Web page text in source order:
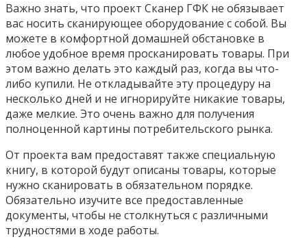
Важно знать, что проект Сканер ГФК не обязывает
вас носить сканирующее оборудование с собой. Вы
можете в комфортной домашней обстановке в
любое удобное время просканировать товары. При
этом важно делать это каждый раз, когда вы что-
либо купили. Не откладывайте эту процедуру на
несколько дней и не игнорируйте никакие товары,
даже мелкие. Это очень важно для получения
полноценной картины потребительского рынка.
От проекта вам предоставят также специальную
книгу, в которой будут описаны товары, которые
нужно сканировать в обязательном порядке.
Обязательно изучите все предоставленные
документы, чтобы не столкнуться с различными
трудностями в ходе работы.